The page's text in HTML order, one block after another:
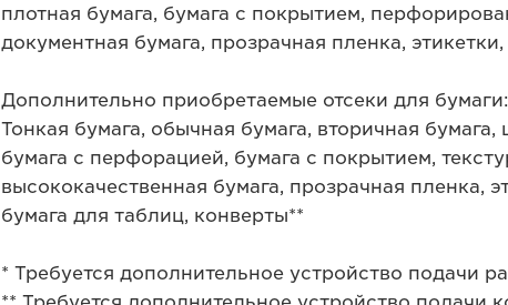
плотная бумага, бумага с покрытием,
документная бумага, прозрачная пленка,
Дополнительно приобретаемые отсеки для бумаги:
Тонкая бумага, обычная бумага, вторичная бумага,
бумага с перфорацией, бумага с покрытием,
высококачественная бумага, прозрачная пленка,
бумага для таблиц, конверты**
* Требуется дополнительное устройство подачи